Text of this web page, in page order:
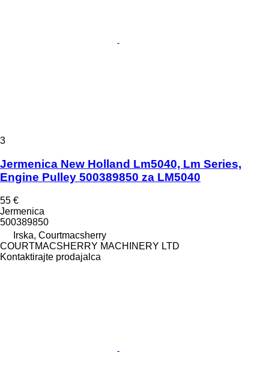
3
Jermenica New Holland Lm5040, Lm Series,
Engine Pulley 500389850 za LM5040
55 €
Jermenica
500389850
Irska, Courtmacsherry
COURTMACSHERRY MACHINERY LTD
Kontaktirajte prodajalca